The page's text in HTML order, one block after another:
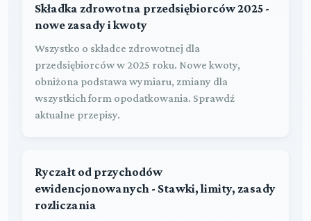
Składka zdrowotna przedsiębiorców 2025 -
nowe zasady i kwoty
Wszystko o składce zdrowotnej dla
przedsiębiorców w 2025 roku. Nowe kwoty,
obniżona podstawa wymiaru, zmiany dla
wszystkich form opodatkowania. Sprawdź
aktualne przepisy.
Ryczałt od przychodów
ewidencjonowanych - Stawki, limity, zasady
rozliczania